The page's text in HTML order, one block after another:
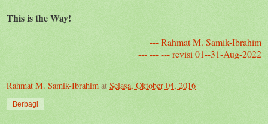
This is the Way!
--- Rahmat M. Samik-Ibrahim
--- --- --- revisi 01--31-Aug-2022
Rahmat M. Samik-Ibrahim at Selasa, Oktober 04, 2016
Berbagi